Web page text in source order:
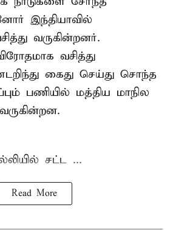
இந்தியாவில்
வருகின்றனர்.
வசித்து
கைது செய்து சொந்த
பணியில் மத்திய மாநில
சட்ட ...
Read More